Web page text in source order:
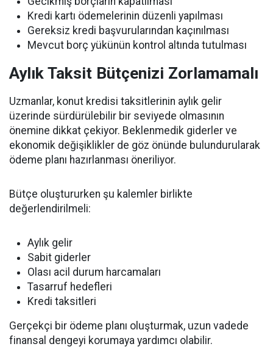
Kredi kartı ödemelerinin düzenli yapılması
Gereksiz kredi başvurularından kaçınılması
Mevcut borç yükünün kontrol altında tutulması
Aylık Taksit Bütçenizi Zorlamamalı
Uzmanlar, konut kredisi taksitlerinin aylık gelir
üzerinde sürdürülebilir bir seviyede olmasının
önemine dikkat çekiyor. Beklenmedik giderler ve
ekonomik değişiklikler de göz önünde bulundurularak
ödeme planı hazırlanması öneriliyor.
Bütçe oluştururken şu kalemler birlikte
değerlendirilmeli:
Aylık gelir
Sabit giderler
Olası acil durum harcamaları
Tasarruf hedefleri
Kredi taksitleri
Gerçekçi bir ödeme planı oluşturmak, uzun vadede
finansal dengeyi korumaya yardımcı olabilir.